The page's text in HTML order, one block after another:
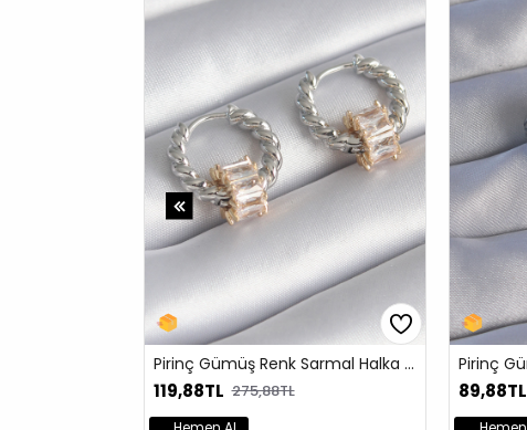
Pirinç Gümüş Renk Zirkon Taşlı Kalp Model Kadın Küpe
191,88TL 179,88TL